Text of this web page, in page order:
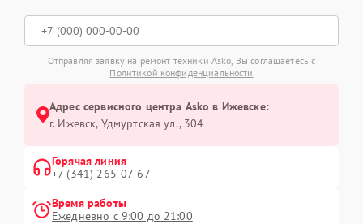
Отправляя заявку на ремонт техники Asko, Вы соглашаетесь с
Политикой конфиденциальности
Адрес сервисного центра Asko в Ижевске:
г. Ижевск, Удмуртская ул., 304
Горячая линия
+7 (341) 265-07-67
Время работы
Ежедневно с 9:00 до 21:00